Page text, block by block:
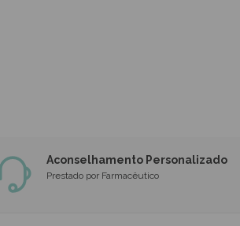
Aconselhamento Personalizado
Prestado por Farmacêutico